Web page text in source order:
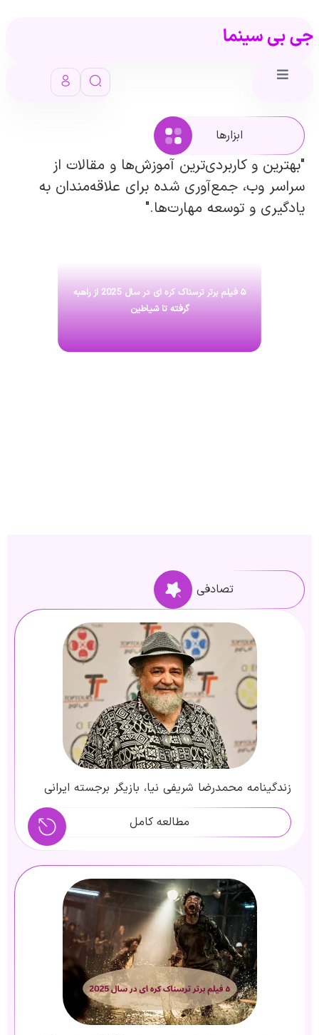
ابزارها
"بهترین و کاربردی‌ترین آموزش‌ها و مقالات از
سراسر وب، جمع‌آوری شده برای علاقه‌مندان به
یادگیری و توسعه مهارت‌ها."
۵ فیلم برتر ترسناک کره ای در سال 2025 از راهبه
گرفته تا شیاطین
تصادفی
زندگینامه محمدرضا شریفی نیا، بازیگر برجسته ایرانی
مطالعه کامل